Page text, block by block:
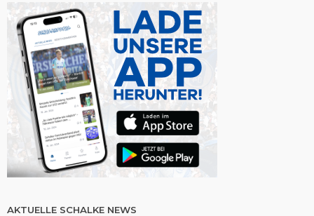
AKTUELLE SCHALKE NEWS